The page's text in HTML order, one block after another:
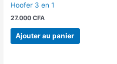
Hoofer 3 en 1
27.000CFA
Ajouter au panier